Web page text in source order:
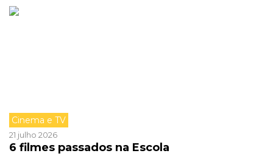
Cinema e TV
21 julho 2026
6 filmes passados na Escola